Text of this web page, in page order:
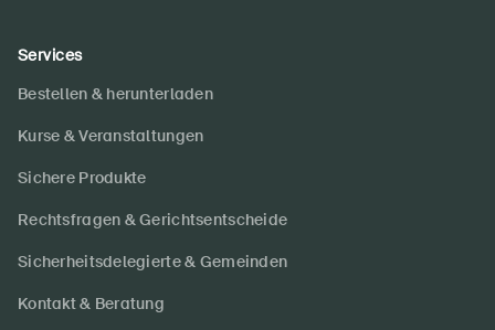
Services
Bestellen & herunterladen
Kurse & Veranstaltungen
Sichere Produkte
Rechtsfragen & Gerichtsentscheide
Sicherheitsdelegierte & Gemeinden
Kontakt & Beratung